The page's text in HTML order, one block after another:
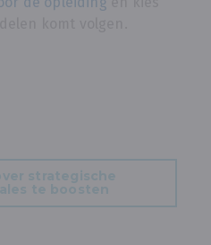
komt volgen.
strategische
te boosten